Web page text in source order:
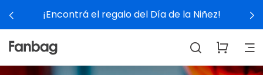
el regalo del Día de la Niñez!